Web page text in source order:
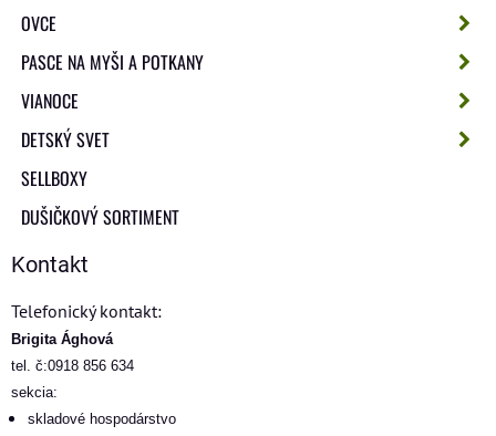
OVCE
PASCE NA MYŠI A POTKANY
VIANOCE
DETSKÝ SVET
SELLBOXY
DUŠIČKOVÝ SORTIMENT
Kontakt
Telefonický kontakt:
Brigita Ághová
tel. č:0918 856 634
sekcia:
skladové hospodárstvo